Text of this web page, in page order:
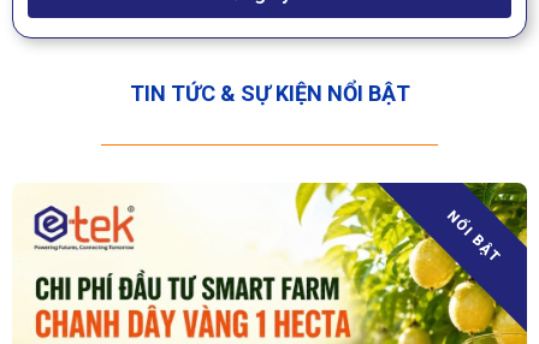
TIN TỨC & SỰ KIỆN NỔI BẬT
NỔI BẬT